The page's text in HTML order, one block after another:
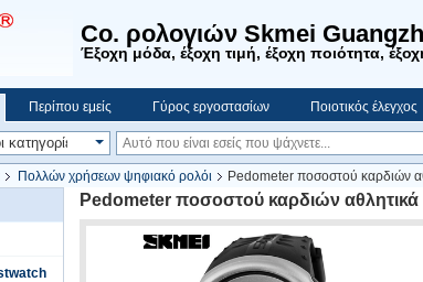
Co. ρολογιών Skmei
Έξοχη μόδα, έξοχη τιμή, έξοχη ποιότητα,
Περίπου εμείς Γύρος εργοστασίων Ποιοτικός έλεγχος
Πολλών χρήσεων ψηφιακό ρολόι
Pedometer ποσοστού καρδιών
Pedometer ποσοστού καρδιών